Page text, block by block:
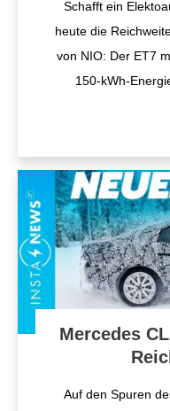
Schafft ein
heute die
von NIO: Der ET7
150-kWh-
Mercedes
Auf den Spuren